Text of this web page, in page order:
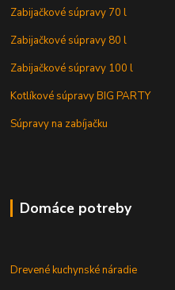
Zabijačkové súpravy 70 l
Zabijačkové súpravy 80 l
Zabijačkové súpravy 100 l
Kotlíkové súpravy BIG PARTY
Súpravy na zabíjačku
Domáce potreby
Drevené kuchynské náradie